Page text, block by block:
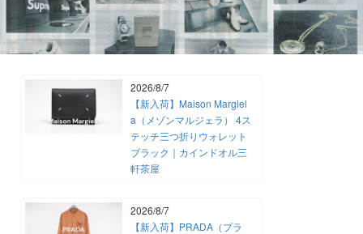
2026/8/7
【新入荷】Maison Margiel
a（メゾンマルジェラ） 4ス
テッチ三つ折りウォレット
ブラック｜カインドオル三
軒茶屋
2026/8/7
【新入荷】PRADA（プラ